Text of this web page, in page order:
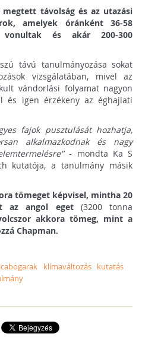
távolság és az utazási
amelyek óránként 36-58
vonultak és akár 200-300
távú tanulmányozása sokat
vizsgálatában, mivel az
vándorlási folyamat nagyon
és igen érzékeny az éghajlati
fajok pusztulását hozhatja,
alkalmazkodnak és nagy
- mondta Ka S
kutatója, a tanulmány másik
tömeget képvisel, mintha 20
az angol eget (3200 tonna
akkora tömeg, mint a
Chapman.
klímaváltozás kutatás